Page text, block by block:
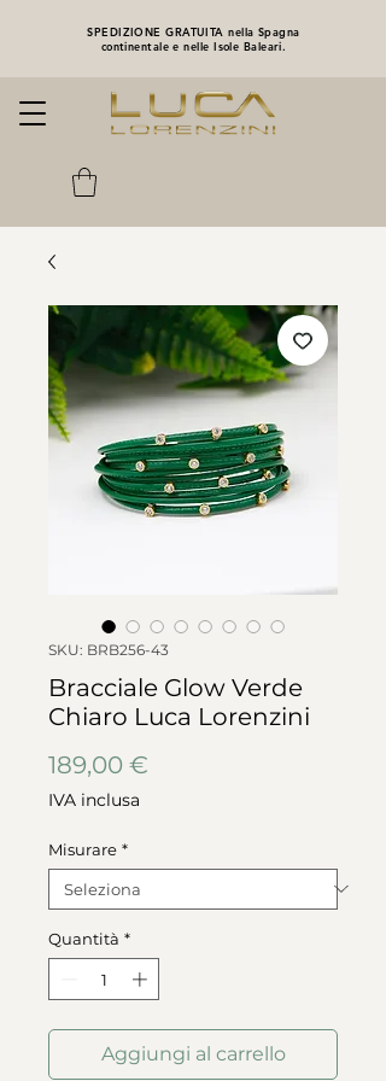
SPEDIZIONE GRATUITA nella Spagna
continentale e nelle Isole Baleari.
SKU: BRB256-43
Bracciale Glow Verde
Chiaro Luca Lorenzini
189,00 €
IVA inclusa
Misurare *
Quantità *
Aggiungi al carrello